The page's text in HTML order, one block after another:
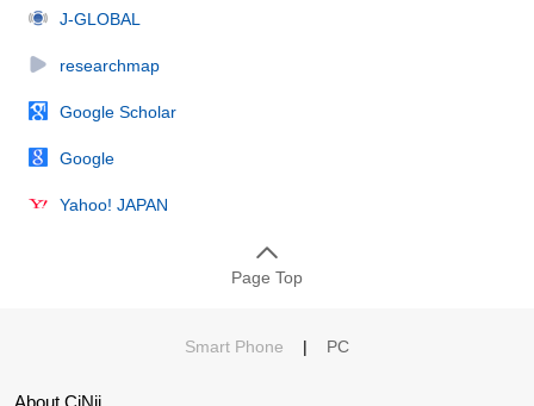
J-GLOBAL
researchmap
Google Scholar
Google
Yahoo! JAPAN
Page Top
Smart Phone | PC
About CiNii